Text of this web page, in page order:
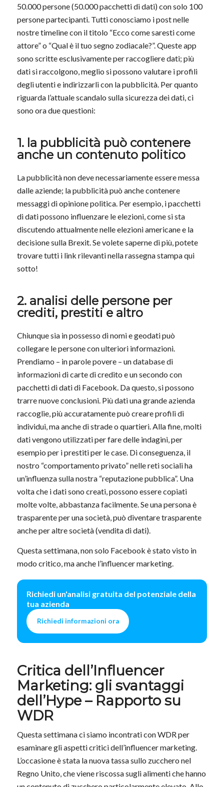
50.000 persone (50.000 pacchetti di dati) con solo 100
persone partecipanti. Tutti conosciamo i post nelle
nostre timeline con il titolo “Ecco come saresti come
attore” o “Qual è il tuo segno zodiacale?”. Queste app
sono scritte esclusivamente per raccogliere dati; più
dati si raccolgono, meglio si possono valutare i profili
degli utenti e indirizzarli con la pubblicità. Per quanto
riguarda l’attuale scandalo sulla sicurezza dei dati, ci
sono ora due questioni:
1. la pubblicità può contenere
anche un contenuto politico
La pubblicità non deve necessariamente essere messa
dalle aziende; la pubblicità può anche contenere
messaggi di opinione politica. Per esempio, i pacchetti
di dati possono influenzare le elezioni, come si sta
discutendo attualmente nelle elezioni americane e la
decisione sulla Brexit. Se volete saperne di più, potete
trovare tutti i link rilevanti nella rassegna stampa qui
sotto!
2. analisi delle persone per
crediti, prestiti e altro
Chiunque sia in possesso di nomi e geodati può
collegare le persone con ulteriori informazioni.
Prendiamo – in parole povere – un database di
informazioni di carte di credito e un secondo con
pacchetti di dati di Facebook. Da questo, si possono
trarre nuove conclusioni. Più dati una grande azienda
raccoglie, più accuratamente può creare profili di
individui, ma anche di strade o quartieri. Alla fine, molti
dati vengono utilizzati per fare delle indagini, per
esempio per i prestiti per le case. Di conseguenza, il
nostro “comportamento privato” nelle reti sociali ha
un’influenza sulla nostra “reputazione pubblica”. Una
volta che i dati sono creati, possono essere copiati
molte volte, abbastanza facilmente. Se una persona è
trasparente per una società, può diventare trasparente
anche per altre società (vendita di dati).
Questa settimana, non solo Facebook è stato visto in
modo critico, ma anche l’influencer marketing.
Richiedi un'analisi gratuita del potenziale della
tua azienda
Richiedi informazioni ora
Critica dell’Influencer
Marketing: gli svantaggi
dell’Hype – Rapporto su
WDR
Questa settimana ci siamo incontrati con WDR per
esaminare gli aspetti critici dell’influencer marketing.
L’occasione è stata la nuova tassa sullo zucchero nel
Regno Unito, che viene riscossa sugli alimenti che hanno